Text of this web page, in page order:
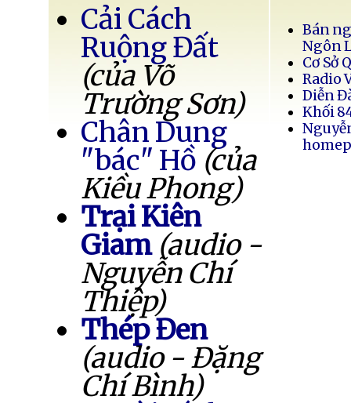
Cải Cách
Ruộng Đất
(của Võ
Trường Sơn)
Chân Dung
"bác" Hồ (của
Kiều Phong)
Trại Kiên
Giam (audio -
Nguyễn Chí
Thiệp)
Thép Đen
(audio - Đặng
Chí Bình)
Bán
Ngôn
Cơ Sở
Radio
Diễn
Khối